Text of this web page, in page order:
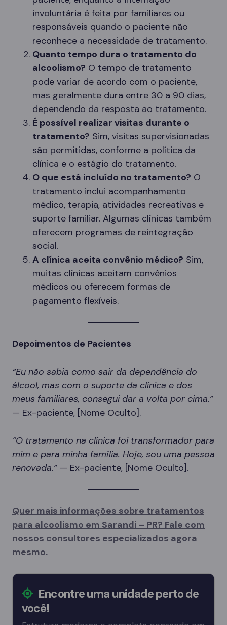
involuntária é feita por familiares ou
responsáveis quando o paciente não
reconhece a necessidade de tratamento.
Quanto tempo dura o tratamento do
alcoolismo? O tempo de tratamento
pode variar de acordo com o paciente,
mas geralmente dura entre 30 a 90 dias,
dependendo da resposta ao tratamento.
É possível realizar visitas durante o
tratamento? Sim, visitas supervisionadas
são permitidas, conforme a política da
clínica e o estágio do tratamento.
O que está incluído no tratamento? O
tratamento inclui acompanhamento
médico, terapia, atividades recreativas e
suporte familiar. Algumas clínicas também
oferecem programas de reintegração
social.
A clínica aceita convênio médico? Sim,
muitas clínicas aceitam convênios
médicos ou oferecem formas de
pagamento flexíveis.
Depoimentos de Pacientes
“Eu não sabia como sair da dependência do
álcool, mas com o suporte da clínica e dos
meus familiares, consegui dar a volta por cima.”
— Ex-paciente, [Nome Oculto].
“O tratamento na clínica foi transformador para
mim e para minha família. Hoje, sou uma pessoa
renovada.” — Ex-paciente, [Nome Oculto].
Quer mais informações sobre tratamentos
para alcoolismo em Sarandi – PR? Fale com
nossos consultores especializados agora
mesmo.
Encontre uma unidade perto de
você!